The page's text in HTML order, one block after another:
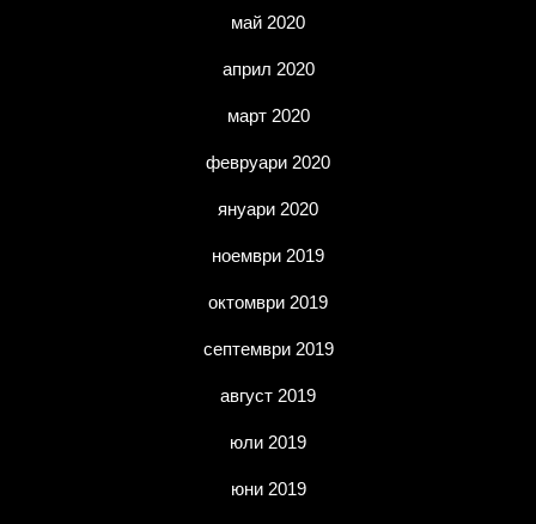
май 2020
април 2020
март 2020
февруари 2020
януари 2020
ноември 2019
октомври 2019
септември 2019
август 2019
юли 2019
юни 2019